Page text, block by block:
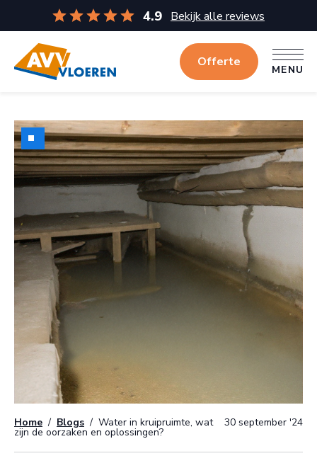
4.9 Bekijk alle reviews
Offerte
MENU
Home / Blogs / Water in kruipruimte, wat
zijn de oorzaken en oplossingen?
30 september '24